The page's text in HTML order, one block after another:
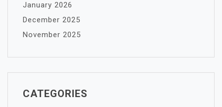
January 2026
December 2025
November 2025
CATEGORIES